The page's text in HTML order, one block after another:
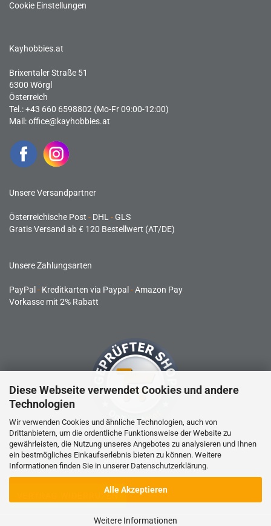
Diese Webseite verwendet Cookies und andere
Technologien
Wir verwenden Cookies und ähnliche Technologien, auch von
Drittanbietern, um die ordentliche Funktionsweise der Website zu
gewährleisten, die Nutzung unseres Angebotes zu analysieren und Ihnen
ein bestmögliches Einkaufserlebnis bieten zu können. Weitere
Informationen finden Sie in unserer Datenschutzerklärung.
Alle Akzeptieren
Weitere Informationen
Cookie Einstellungen
Kayhobbies.at
Brixentaler Straße 51
6300 Wörgl
Österreich
Tel.: +43 660 6598802 (Mo-Fr 09:00-12:00)
Mail:office@kayhobbies.at
Unsere Versandpartner
Österreichische Post - DHL -GLS
Gratis Versand ab € 120 Bestellwert (AT/DE)
Unsere Zahlungsarten
PayPal - Kreditkarten via Paypal -Amazon Pay
Vorkasse mit 2% Rabatt
RC-Produkte sind kein Spielzeug und nicht für Kinder unter 14
Jahren geeignet.
VERTRAG WIDERRUFEN